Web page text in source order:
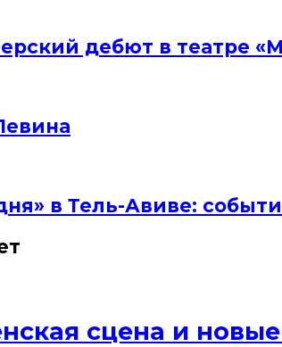
дебют в театре
в Тель-Авиве:
сцена и